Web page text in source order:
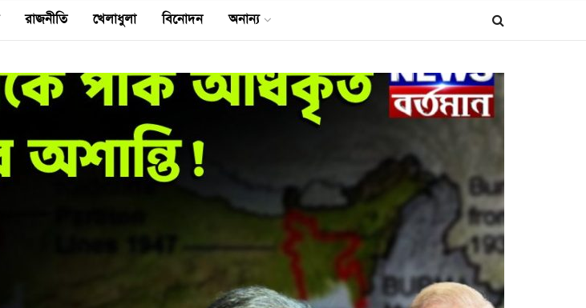
রাজনীতি খেলাধুলা বিনোদন অনান্য